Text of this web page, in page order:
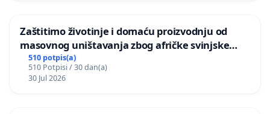
Zaštitimo životinje i domaću proizvodnju od
masovnog uništavanja zbog afričke svinjske
kuge
510 potpis(a)
510 Potpisi / 30 dan(a)
30 Jul 2026